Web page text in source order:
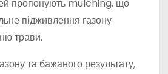
пропонують mulching, що
підживлення газону
трави.
та бажаного результату,